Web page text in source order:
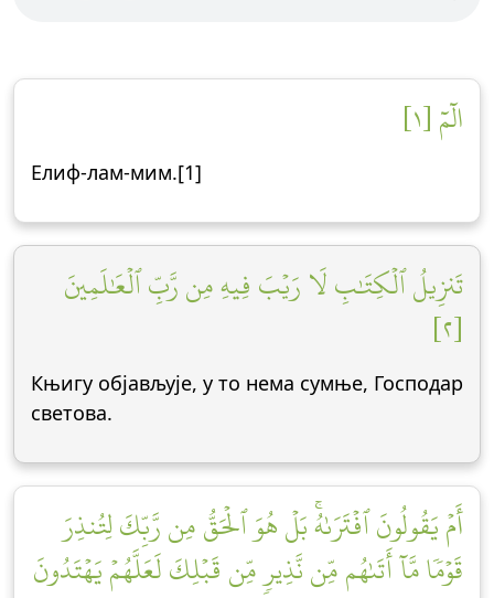
الٓمٓ [١]
Елиф-лам-мим.[1]
تَنزِيلُ ٱلۡكِتَٰبِ لَا رَيۡبَ فِيهِ مِن رَّبِّ ٱلۡعَٰلَمِينَ
[٢]
Књигу објављује, у то нема сумње, Господар
светова.
أَمۡ يَقُولُونَ ٱفۡتَرَىٰهُۚ بَلۡ هُوَ ٱلۡحَقُّ مِن رَّبِّكَ لِتُنذِرَ
قَوۡمٗا مَّآ أَتَىٰهُم مِّن نَّذِيرٖ مِّن قَبۡلِكَ لَعَلَّهُمۡ يَهۡتَدُونَ